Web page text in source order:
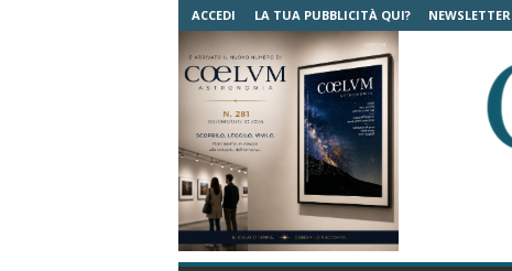
ACCEDI LA TUA PUBBLICITÀ QUI? NEWSLETTER
C